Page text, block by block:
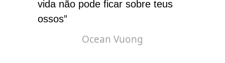
vida não pode ficar sobre teus
ossos”
Ocean Vuong